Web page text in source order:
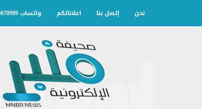
نحن إتصل بنا اعلاناتكم واتساب 0570670909